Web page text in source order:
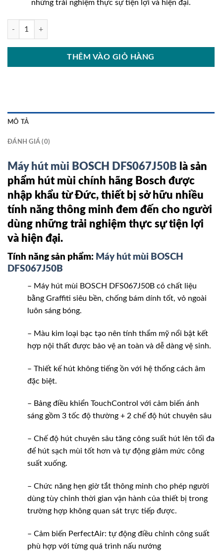
những trải nghiệm thực sự tiện lợi và hiện đại.
Máy hút mùi BOSCH DFS067J50B số lượng
THÊM VÀO GIỎ HÀNG
MÔ TẢ
ĐÁNH GIÁ (0)
Máy hút mùi BOSCH DFS067J50B là sản
phẩm hút mùi chính hãng Bosch được
nhập khẩu từ Đức, thiết bị sở hữu nhiều
tính năng thông minh đem đến cho người
dùng những trải nghiệm thực sự tiện lợi
và hiện đại.
Tính năng sản phẩm: Máy hút mùi BOSCH
DFS067J50B
– Máy hút mùi BOSCH DFS067J50B có chất liệu
bằng Graffiti siêu bền, chống bám dính tốt, vỏ ngoài
luôn sáng bóng.
– Màu kim loại bạc tạo nên tính thẩm mỹ nổi bật kết
hợp nội thất được bảo vệ an toàn và dễ dàng vệ sinh.
– Thiết kế hút không tiếng ồn với hệ thống cách âm
đặc biệt.
– Bảng điều khiển TouchControl với cảm biến ánh
sáng gồm 3 tốc độ thường + 2 chế độ hút chuyên sâu
– Chế độ hút chuyên sâu tăng công suất hút lên tối đa
để hút sạch mùi tốt hơn và tự động giảm mức công
suất xuống.
– Chức năng hẹn giờ tắt thông minh cho phép người
dùng tùy chỉnh thời gian vận hành của thiết bị trong
trường hợp không quan sát trực tiếp được.
– Cảm biến PerfectAir: tự động điều chỉnh công suất
phù hợp với từng quá trình nấu nướng